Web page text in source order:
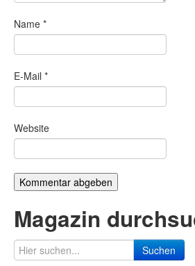
Name *
E-Mail *
Website
Magazin
Suchen